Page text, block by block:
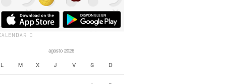
agosto 2026
L M X J V S D